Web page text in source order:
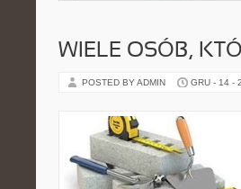
WIELE OSÓB,
POSTED BY ADMIN GRU - 14 -